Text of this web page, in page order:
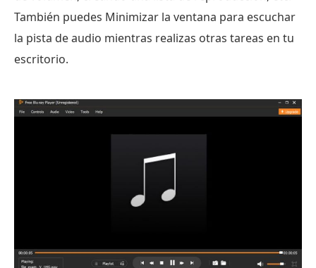
También puedes Minimizar la ventana para escuchar
la pista de audio mientras realizas otras tareas en tu
escritorio.